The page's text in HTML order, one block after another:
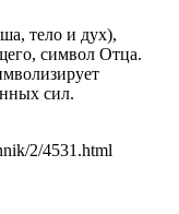
тело и дух),
символ Отца.
сил.
2/4531.html